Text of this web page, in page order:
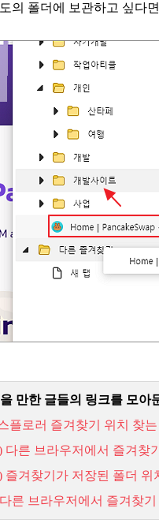
의 폴더에 보관하고 싶다
만한 글들의 링크를 모아
플로러 즐겨찾기 위치 찾는
다른 브라우저에서 즐겨찾기
즐겨찾기가 저장된 폴더 위
다른 브라우저에서 즐겨찾기